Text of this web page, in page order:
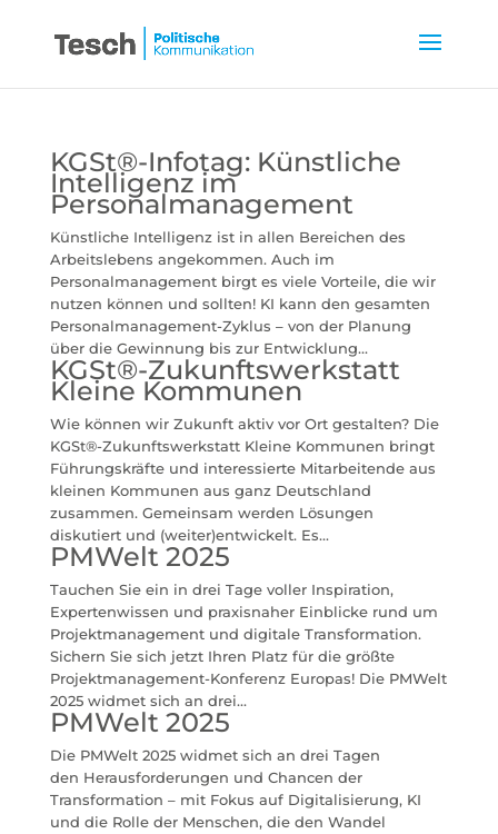
KGSt®-Infotag: Künstliche
Intelligenz im
Personalmanagement
Künstliche Intelligenz ist in allen Bereichen des
Arbeitslebens angekommen. Auch im
Personalmanagement birgt es viele Vorteile, die wir
nutzen können und sollten! KI kann den gesamten
Personalmanagement-Zyklus – von der Planung
über die Gewinnung bis zur Entwicklung...
KGSt®-Zukunftswerkstatt
Kleine Kommunen
Wie können wir Zukunft aktiv vor Ort gestalten? Die
KGSt®-Zukunftswerkstatt Kleine Kommunen bringt
Führungskräfte und interessierte Mitarbeitende aus
kleinen Kommunen aus ganz Deutschland
zusammen. Gemeinsam werden Lösungen
diskutiert und (weiter)entwickelt. Es...
PMWelt 2025
Tauchen Sie ein in drei Tage voller Inspiration,
Expertenwissen und praxisnaher Einblicke rund um
Projektmanagement und digitale Transformation.
Sichern Sie sich jetzt Ihren Platz für die größte
Projektmanagement-Konferenz Europas! Die PMWelt
2025 widmet sich an drei...
PMWelt 2025
Die PMWelt 2025 widmet sich an drei Tagen
den Herausforderungen und Chancen der
Transformation – mit Fokus auf Digitalisierung, KI
und die Rolle der Menschen, die den Wandel